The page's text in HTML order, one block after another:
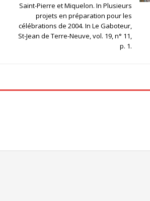
Saint-Pierre et Miquelon. In Plusieurs
projets en préparation pour les
célébrations de 2004. In Le Gaboteur,
St-Jean de Terre-Neuve, vol. 19, n° 11,
p. 1.